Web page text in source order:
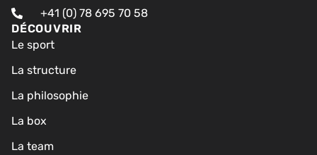
+41 (0) 78 695 70 58
DÉCOUVRIR
Le sport
La structure
La philosophie
La box
La team